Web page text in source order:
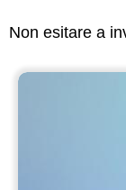
Non esitare a